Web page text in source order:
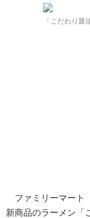
「こだわり醤
ファミリーマート
新商品のラーメン「